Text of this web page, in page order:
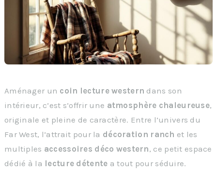
Aménager un coin lecture western dans son
intérieur, c’est s’offrir une atmosphère chaleureuse,
originale et pleine de caractère. Entre l’univers du
Far West, l’attrait pour la décoration ranch et les
multiples accessoires déco western, ce petit espace
dédié à la lecture détente a tout pour séduire.